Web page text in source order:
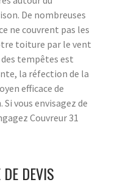
De nombreuses
ne couvrent pas les
toiture par le vent
tempêtes est
la réfection de la
efficace de
vous envisagez de
Couvreur 31
DEVIS